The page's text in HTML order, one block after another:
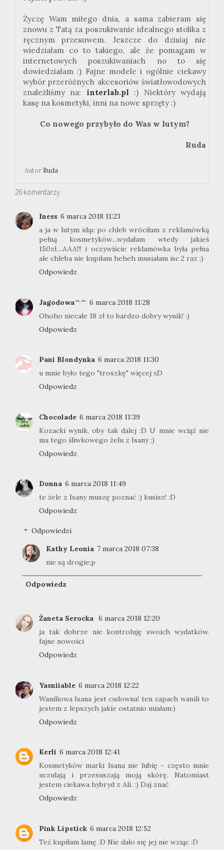
Życzę Wam miłego dnia, a sama zabieram się
znowu z Tatą za poszukiwanie idealnego stolika z
ręcznym przesuwem. Jeszcze do dzisiaj nie
wiedziałam co to takiego, ale że pomagam w
internetowych poszukiwaniach no to się
dowiedziałam :) Fajne modele i ogólnie ciekawy
wybór przeróżnych akcesoriów światłowodowych
znaleźliśmy na: interlab.pl :) Niektóry wydają
kasę na kosmetyki, inni na nowe sprzęty :)
Co nowego przybyło do Was w lutym?
Ruda
Autor Ruda
26 komentarzy:
Iness 6 marca 2018 11:23
a ja w lutym idąc po chleb wróciłam z reklamówką
pełną kosmetyków....wydałam wtedy jakieś
150zł....AAA!!! i oczywiście reklamówka była pełna
ale chleba nie kupiłam heheh musiałam isc 2 raz ;)
Odpowiedz
Jagodowa^^ 6 marca 2018 11:28
Ohoho niecałe 18 zł to bardzo dobry wynik! :)
Odpowiedz
Pani Blondynka 6 marca 2018 11:30
u mnie było tego "troszkę" więcej xD
Odpowiedz
Chocolade 6 marca 2018 11:39
Kozacki wynik, oby tak dalej :D U mnie wciąż nie
ma tego śliwkowego żelu z Isany ;)
Odpowiedz
Donna 6 marca 2018 11:49
te żele z Isany muszę poznać :) kusisz! :D
Odpowiedz
Odpowiedzi
Kathy Leonia 7 marca 2018 07:38
nie są drogie;p
Odpowiedz
Żaneta Serocka 6 marca 2018 12:20
ja tak dobrze nie kontroluję swoich wydatków.
fajne nowości
Odpowiedz
Yasniiable 6 marca 2018 12:22
Waniliowa Isana jest cudowna! ten zapach wanili to
jestem z lepszych jakie ostatnio miałam:)
Odpowiedz
Kerli 6 marca 2018 12:41
Kosmetyków marki Isana nie lubię - często mnie
uczulają i przesuszają moją skórę. Natomiast
jestem ciekawa hybryd z Ali. :) Daj znać
Odpowiedz
Pink Lipstick 6 marca 2018 12:52
Też kupiłam lamę :D Nie dało się jej nie wziąc :D